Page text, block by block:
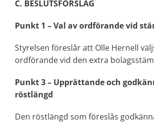
C. BESLUTSFÖRSLAG
Punkt 1 – Val av ordförande vid
Styrelsen föreslår att Olle Hernell
ordförande vid den extra
Punkt 3 – Upprättande och
röstlängd
Den röstlängd som föreslås